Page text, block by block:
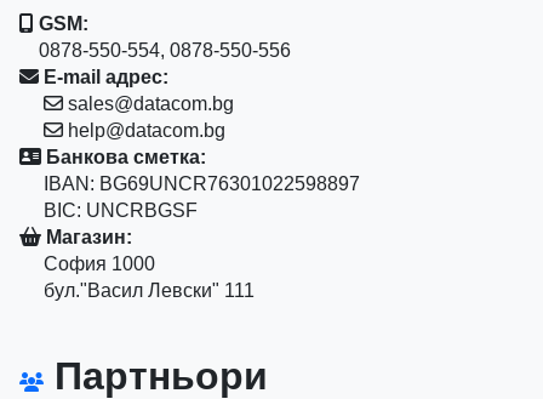
GSM:
0878-550-554, 0878-550-556
E-mail адрес:
sales@datacom.bg
help@datacom.bg
Банкова сметка:
IBAN: BG69UNCR76301022598897
BIC: UNCRBGSF
Магазин:
София 1000
бул."Васил Левски" 111
Партньори